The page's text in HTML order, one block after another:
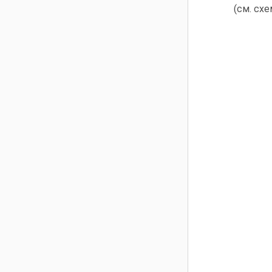
(см.